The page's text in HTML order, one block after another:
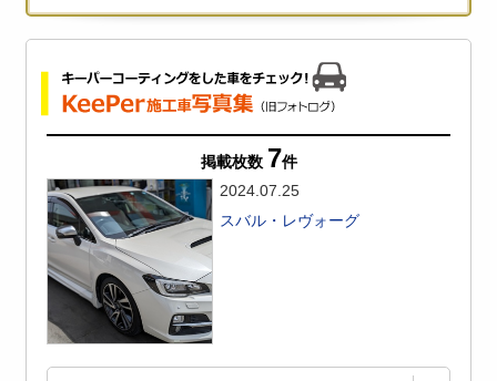
掲載枚数 7件
2024.07.25
スバル・レヴォーグ